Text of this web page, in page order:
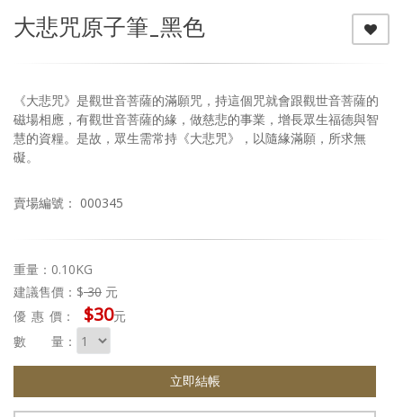
大悲咒原子筆_黑色
《大悲咒》是觀世音菩薩的滿願咒，持這個咒就會跟觀世音菩薩的
磁場相應，有觀世音菩薩的緣，做慈悲的事業，增長眾生福德與智
慧的資糧。是故，眾生需常持《大悲咒》，以隨緣滿願，所求無
礙。
賣場編號： 000345
重量：0.10KG
建議售價：$30 元
優惠 價： $30元
數 量：
立即結帳